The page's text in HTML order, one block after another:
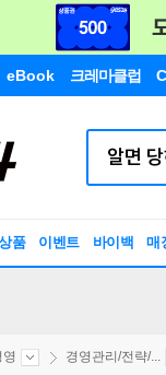
eBook 크레마클럽
품 이벤트 바이백 매
영 경영관리/전략/...